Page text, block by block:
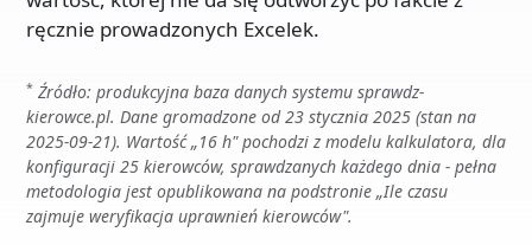
ręcznie prowadzonych Excelek.
* Źródło: produkcyjna baza danych systemu sprawdz-
kierowce.pl. Dane gromadzone od 23 stycznia 2025 (stan na
2025-09-21). Wartość „16 h" pochodzi z modelu kalkulatora, dla
konfiguracji 25 kierowców, sprawdzanych każdego dnia - pełna
metodologia jest opublikowana na podstronie „Ile czasu
zajmuje weryfikacja uprawnień kierowców".